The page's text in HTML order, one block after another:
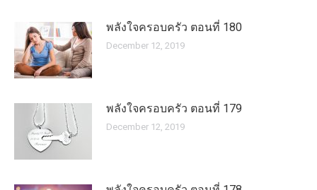
พลังใจครอบครัว ตอนที่ 180
December 12, 2019
พลังใจครอบครัว ตอนที่ 179
December 12, 2019